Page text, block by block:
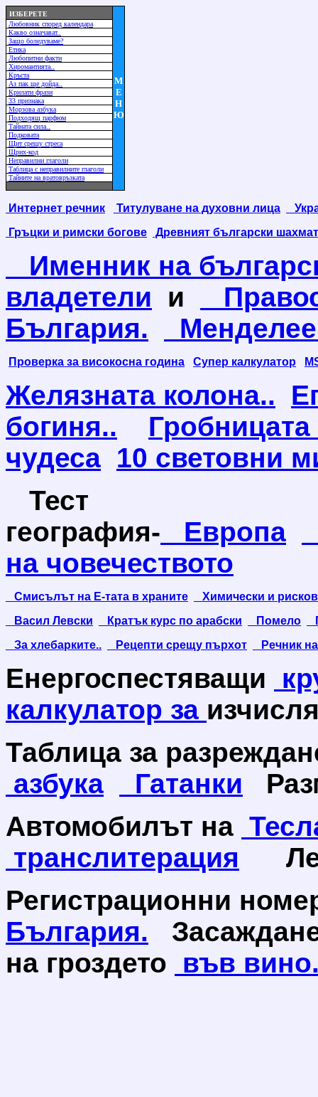
ИЗБЕРЕТЕ
М
Е
Н
Ю
Любовник според календара
Какво означават..
Защо боледуваме?
Етика
Любопитни факти
Хиромантията..
Кръста
Аз пак ще дойда..
Крилати фрази
33 признака
Морзова азбука
Подходящ парфюм
Тайната сила..
Подковата
Щит срещу стреса
Щрих-код
Неправилни глаголи
Таблица с неправилните глаголи
Тайните на вратовръзката
Интернет речник Титулуване на духовни лица
Гръцки и римски богове
Древният български шахмат
Именник на
владетели и
България.
Проверка за високосна година Супер калкулатор
Желязната колона..
богиня..
чудеса 10 световни
Тест
география- Европа
на човечеството
Смисълът на Е-тата в храните
Химически и
Васил Левски
Кратък курс по арабски Помело
За хлебарките..
Рецепти срещу пърхот Речник
Енергоспестяващи
калкулатор за
Таблица за
азбука
Гатанки
Автомобилът на
транслитерация
Регистрационни
България.
на гроздето във